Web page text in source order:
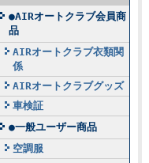
●AIRオートクラブ会員商
品
AIRオートクラブ衣類関
係
AIRオートクラブグッズ
車検証
●一般ユーザー商品
空調服